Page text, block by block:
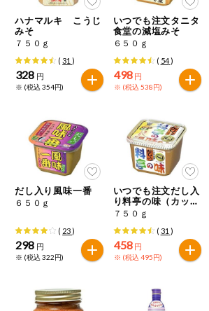
商品のリクエスト
アプリのダウンロード
PC版サイトを表示
テキスト注文サイトを表示
お問い合わせ
住居・生活用
品
コスメ＆ボデ
ィケア
衣料品
先着限定企画
スマート・ワ
ン注文
特定原材料に準ずるものは、お取引先か
範囲でのお知らせです。
ハナマルキ こうじ
みそ
７５０ｇ
(31 )
328 円
※ (税込 354円)
いつでも注文タニタ
食堂の減塩みそ
６５０ｇ
( 54)
498 円
※ (税込 538円)
だし入り風味一番
６５０ｇ
( 23)
298 円
※ (税込 322円)
いつでも注文だし入
り料亭の味（カッ
プ）
７５０ｇ
( 31 )
458 円
※ (税込 495円)